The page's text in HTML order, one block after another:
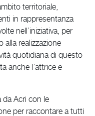
territoriale,
in rappresentanza
nell’iniziativa, per
alla realizzazione
quotidiana di questo
anche l’attrice e
da Acri con le
per raccontare a tutti